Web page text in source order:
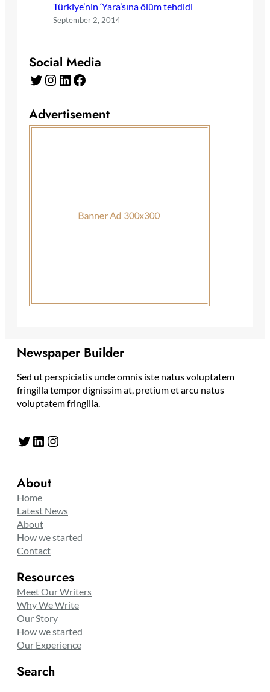
Türkiye’nin ‘Yara’sına ölüm tehdidi
September 2, 2014
Social Media
Twitter Instagram LinkedIn Facebook
Advertisement
Newspaper Builder
Sed ut perspiciatis unde omnis iste natus voluptatem
fringilla tempor dignissim at, pretium et arcu natus
voluptatem fringilla.
Twitter LinkedIn Instagram
About
Home
Latest News
About
How we started
Contact
Resources
Meet Our Writers
Why We Write
Our Story
How we started
Our Experience
Search